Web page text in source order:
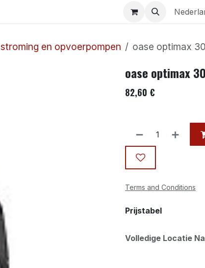
stroming en opvoerpompen oase optimax
oase optimax
82,60 €
Terms and Conditions
Prijstabel
Volledige Locatie